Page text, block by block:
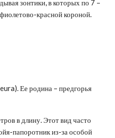
зонтики, в которых по 7 –
красной короной.
Ее родина – предгорья
в длину. Этот вид часто
папоротник из-за особой